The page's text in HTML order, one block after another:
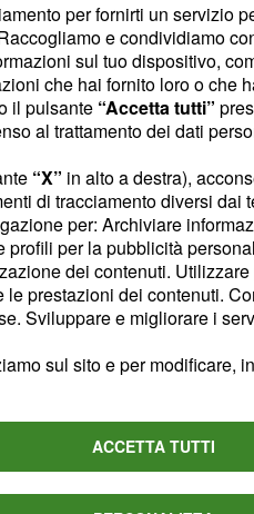
il cuore.
in
la
vacilla
può fare
porto
la vostra
per fornirti un servizio
e condividiamo
sul tuo dispositivo,
che hai fornito loro o che
il pulsante “Accetta tutti”
al trattamento dei dati
“X” in alto a destra),
di tracciamento diversi dai
per: Archiviare
per la pubblicità
dei contenuti.
prestazioni dei contenuti.
Sviluppare e migliorare i
sul sito e per modificare,
ACCETTA TUTTI